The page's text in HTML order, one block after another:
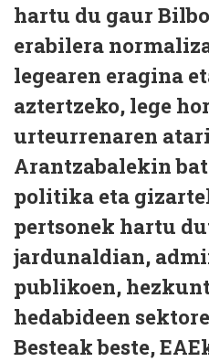
hartu du gaur
erabilera
legearen eragina
aztertzeko, lege
urteurrenaren
Arantzabalekin
politika eta
pertsonek hartu
jardunaldian,
publikoen,
hedabideen
Besteak beste,